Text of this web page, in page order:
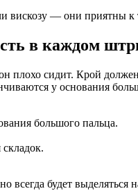
вискозу — они приятны
в каждом
плохо сидит. Крой
у основания
большого пальца.
будет выделяться